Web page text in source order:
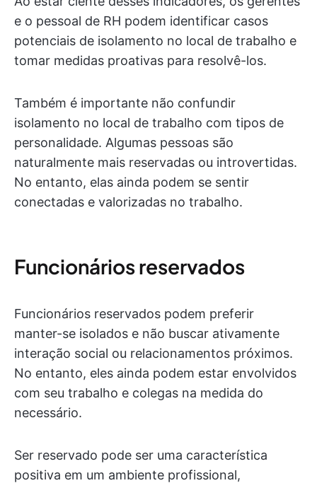
e o pessoal de RH podem identificar casos
potenciais de isolamento no local de trabalho e
tomar medidas proativas para resolvê-los.
Também é importante não confundir
isolamento no local de trabalho com tipos de
personalidade. Algumas pessoas são
naturalmente mais reservadas ou introvertidas.
No entanto, elas ainda podem se sentir
conectadas e valorizadas no trabalho.
Funcionários reservados
Funcionários reservados podem preferir
manter-se isolados e não buscar ativamente
interação social ou relacionamentos próximos.
No entanto, eles ainda podem estar envolvidos
com seu trabalho e colegas na medida do
necessário.
Ser reservado pode ser uma característica
positiva em um ambiente profissional,